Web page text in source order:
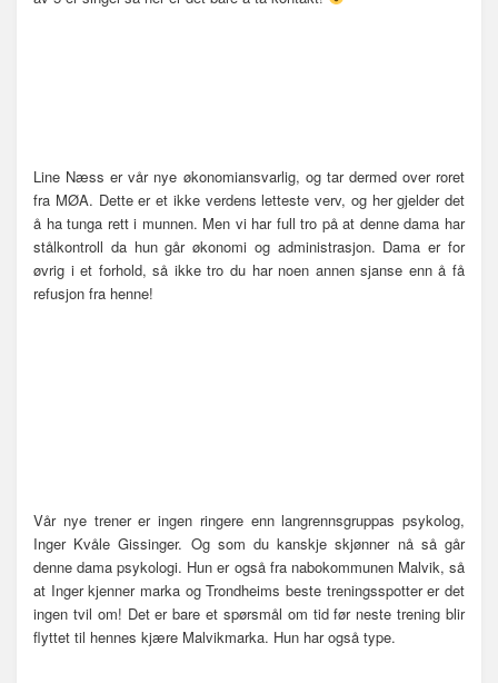
Line Næss er vår nye økonomiansvarlig, og tar dermed over roret
fra MØA. Dette er et ikke verdens letteste verv, og her gjelder det
å ha tunga rett i munnen. Men vi har full tro på at denne dama har
stålkontroll da hun går økonomi og administrasjon. Dama er for
øvrig i et forhold, så ikke tro du har noen annen sjanse enn å få
refusjon fra henne!
Vår nye trener er ingen ringere enn langrennsgruppas psykolog,
Inger Kvåle Gissinger. Og som du kanskje skjønner nå så går
denne dama psykologi. Hun er også fra nabokommunen Malvik, så
at Inger kjenner marka og Trondheims beste treningsspotter er det
ingen tvil om! Det er bare et spørsmål om tid før neste trening blir
flyttet til hennes kjære Malvikmarka. Hun har også type.